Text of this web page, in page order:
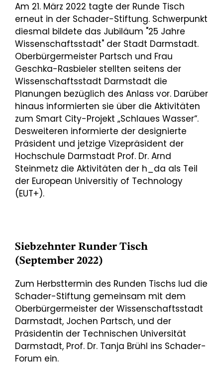
Am 21. März 2022 tagte der Runde Tisch
erneut in der Schader-Stiftung. Schwerpunkt
diesmal bildete das Jubiläum "25 Jahre
Wissenschaftsstadt" der Stadt Darmstadt.
Oberbürgermeister Partsch und Frau
Geschka-Rasbieler stellten seitens der
Wissenschaftsstadt Darmstadt die
Planungen bezüglich des Anlass vor. Darüber
hinaus informierten sie über die Aktivitäten
zum Smart City-Projekt „Schlaues Wasser“.
Desweiteren informierte der designierte
Präsident und jetzige Vizepräsident der
Hochschule Darmstadt Prof. Dr. Arnd
Steinmetz die Aktivitäten der h_da als Teil
der European Universitiy of Technology
(EUT+).
Siebzehnter Runder Tisch
(September 2022)
Zum Herbsttermin des Runden Tischs lud die
Schader-Stiftung gemeinsam mit dem
Oberbürgermeister der Wissenschaftsstadt
Darmstadt, Jochen Partsch, und der
Präsidentin der Technischen Universität
Darmstadt, Prof. Dr. Tanja Brühl ins Schader-
Forum ein.